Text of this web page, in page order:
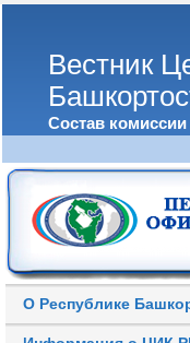
Вестник
Состав комиссии
О Республике